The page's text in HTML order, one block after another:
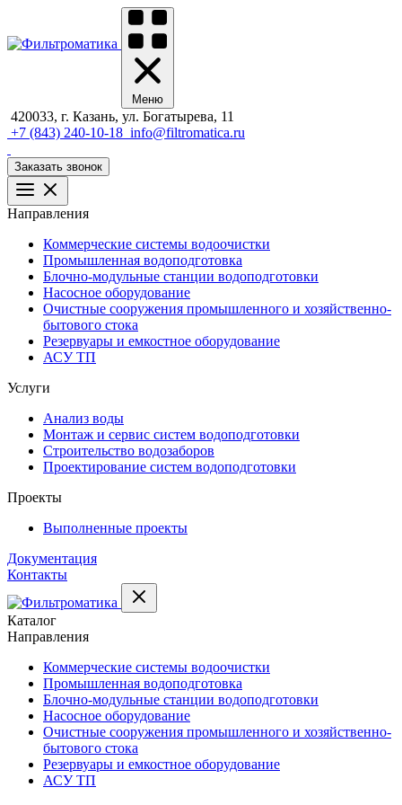
Меню
420033, г. Казань, ул. Богатырева, 11
+7 (843) 240-10-18 info@filtromatica.ru
Заказать звонок
Направления
Коммерческие системы водоочистки
Промышленная водоподготовка
Блочно-модульные станции водоподготовки
Насосное оборудование
Очистные сооружения промышленного и хозяйственно-
бытового стока
Резервуары и емкостное оборудование
АСУ ТП
Услуги
Анализ воды
Монтаж и сервис систем водоподготовки
Строительство водозаборов
Проектирование систем водоподготовки
Проекты
Выполненные проекты
Документация
Контакты
Каталог
Направления
Коммерческие системы водоочистки
Промышленная водоподготовка
Блочно-модульные станции водоподготовки
Насосное оборудование
Очистные сооружения промышленного и хозяйственно-
бытового стока
Резервуары и емкостное оборудование
АСУ ТП